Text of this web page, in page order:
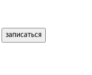
записаться